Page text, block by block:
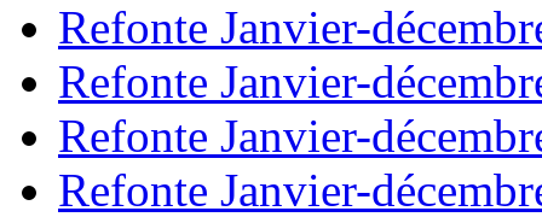
Refonte Janvier-
Refonte Janvier-
Refonte Janvier-
Refonte Janvier-